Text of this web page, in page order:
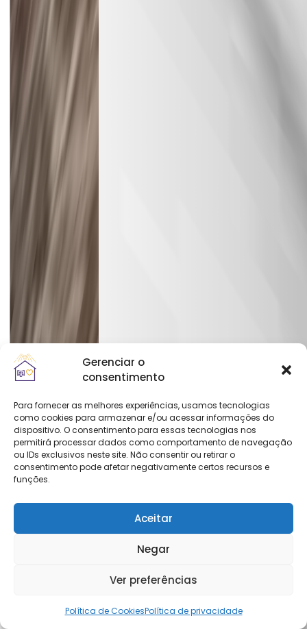
Gerenciar o
consentimento
Para fornecer as melhores experiências, usamos tecnologias
como cookies para armazenar e/ou acessar informações do
dispositivo. O consentimento para essas tecnologias nos
permitirá processar dados como comportamento de navegação
ou IDs exclusivos neste site. Não consentir ou retirar o
consentimento pode afetar negativamente certos recursos e
funções.
Aceitar
Negar
Ver preferências
Política de CookiesPolítica de privacidade